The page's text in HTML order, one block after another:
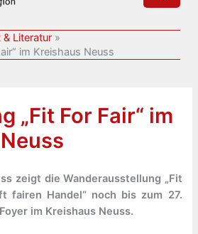
& Literatur
im Kreishaus Neuss
„Fit For Fair“ im
zeigt die Wanderausstellung „Fit
fairen Handel“ noch bis zum 27.
im Kreishaus Neuss.